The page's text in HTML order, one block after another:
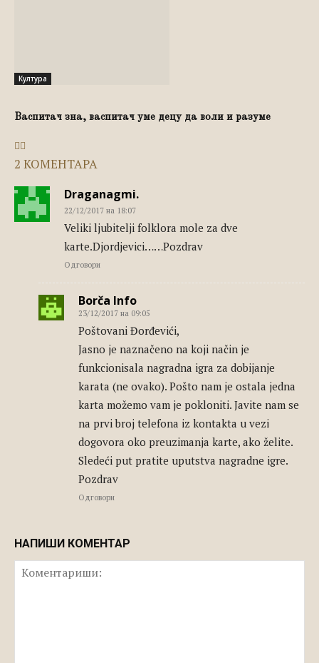
Култура
Васпитач зна, васпитач уме децу да воли и разуме
2 КОМЕНТАРА
Draganagmi.
22/12/2017 на 18:07
Veliki ljubitelji folklora mole za dve
karte.Djordjevici……Pozdrav
Одговори
Borča Info
23/12/2017 на 09:05
Poštovani Đorđevići,
Jasno je naznačeno na koji način je
funkcionisala nagradna igra za dobijanje
karata (ne ovako). Pošto nam je ostala jedna
karta možemo vam je pokloniti. Javite nam se
na prvi broj telefona iz kontakta u vezi
dogovora oko preuzimanja karte, ako želite.
Sledeći put pratite uputstva nagradne igre.
Pozdrav
Одговори
НАПИШИ КОМЕНТАР